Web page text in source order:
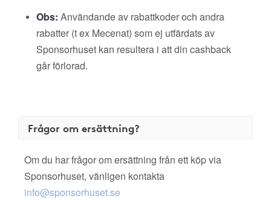
Obs: Användande av rabattkoder och andra
rabatter (t ex Mecenat) som ej utfärdats av
Sponsorhuset kan resultera i att din cashback
går förlorad.
Frågor om ersättning?
Om du har frågor om ersättning från ett köp via
Sponsorhuset, vänligen kontakta
info@sponsorhuset.se